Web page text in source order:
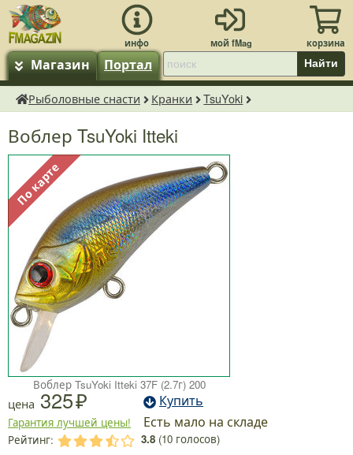
Магазин Портал Найти
fMagazin.ru
Рыболовные снасти Кранки TsuYoki
Воблер TsuYoki Itteki
По карте
Воблер TsuYoki Itteki 37F (2.7г) 200
цена 325
Гарантия лучшей цены!
Купить
Есть мало на складе
Рейтинг: 3.8(10голосов)